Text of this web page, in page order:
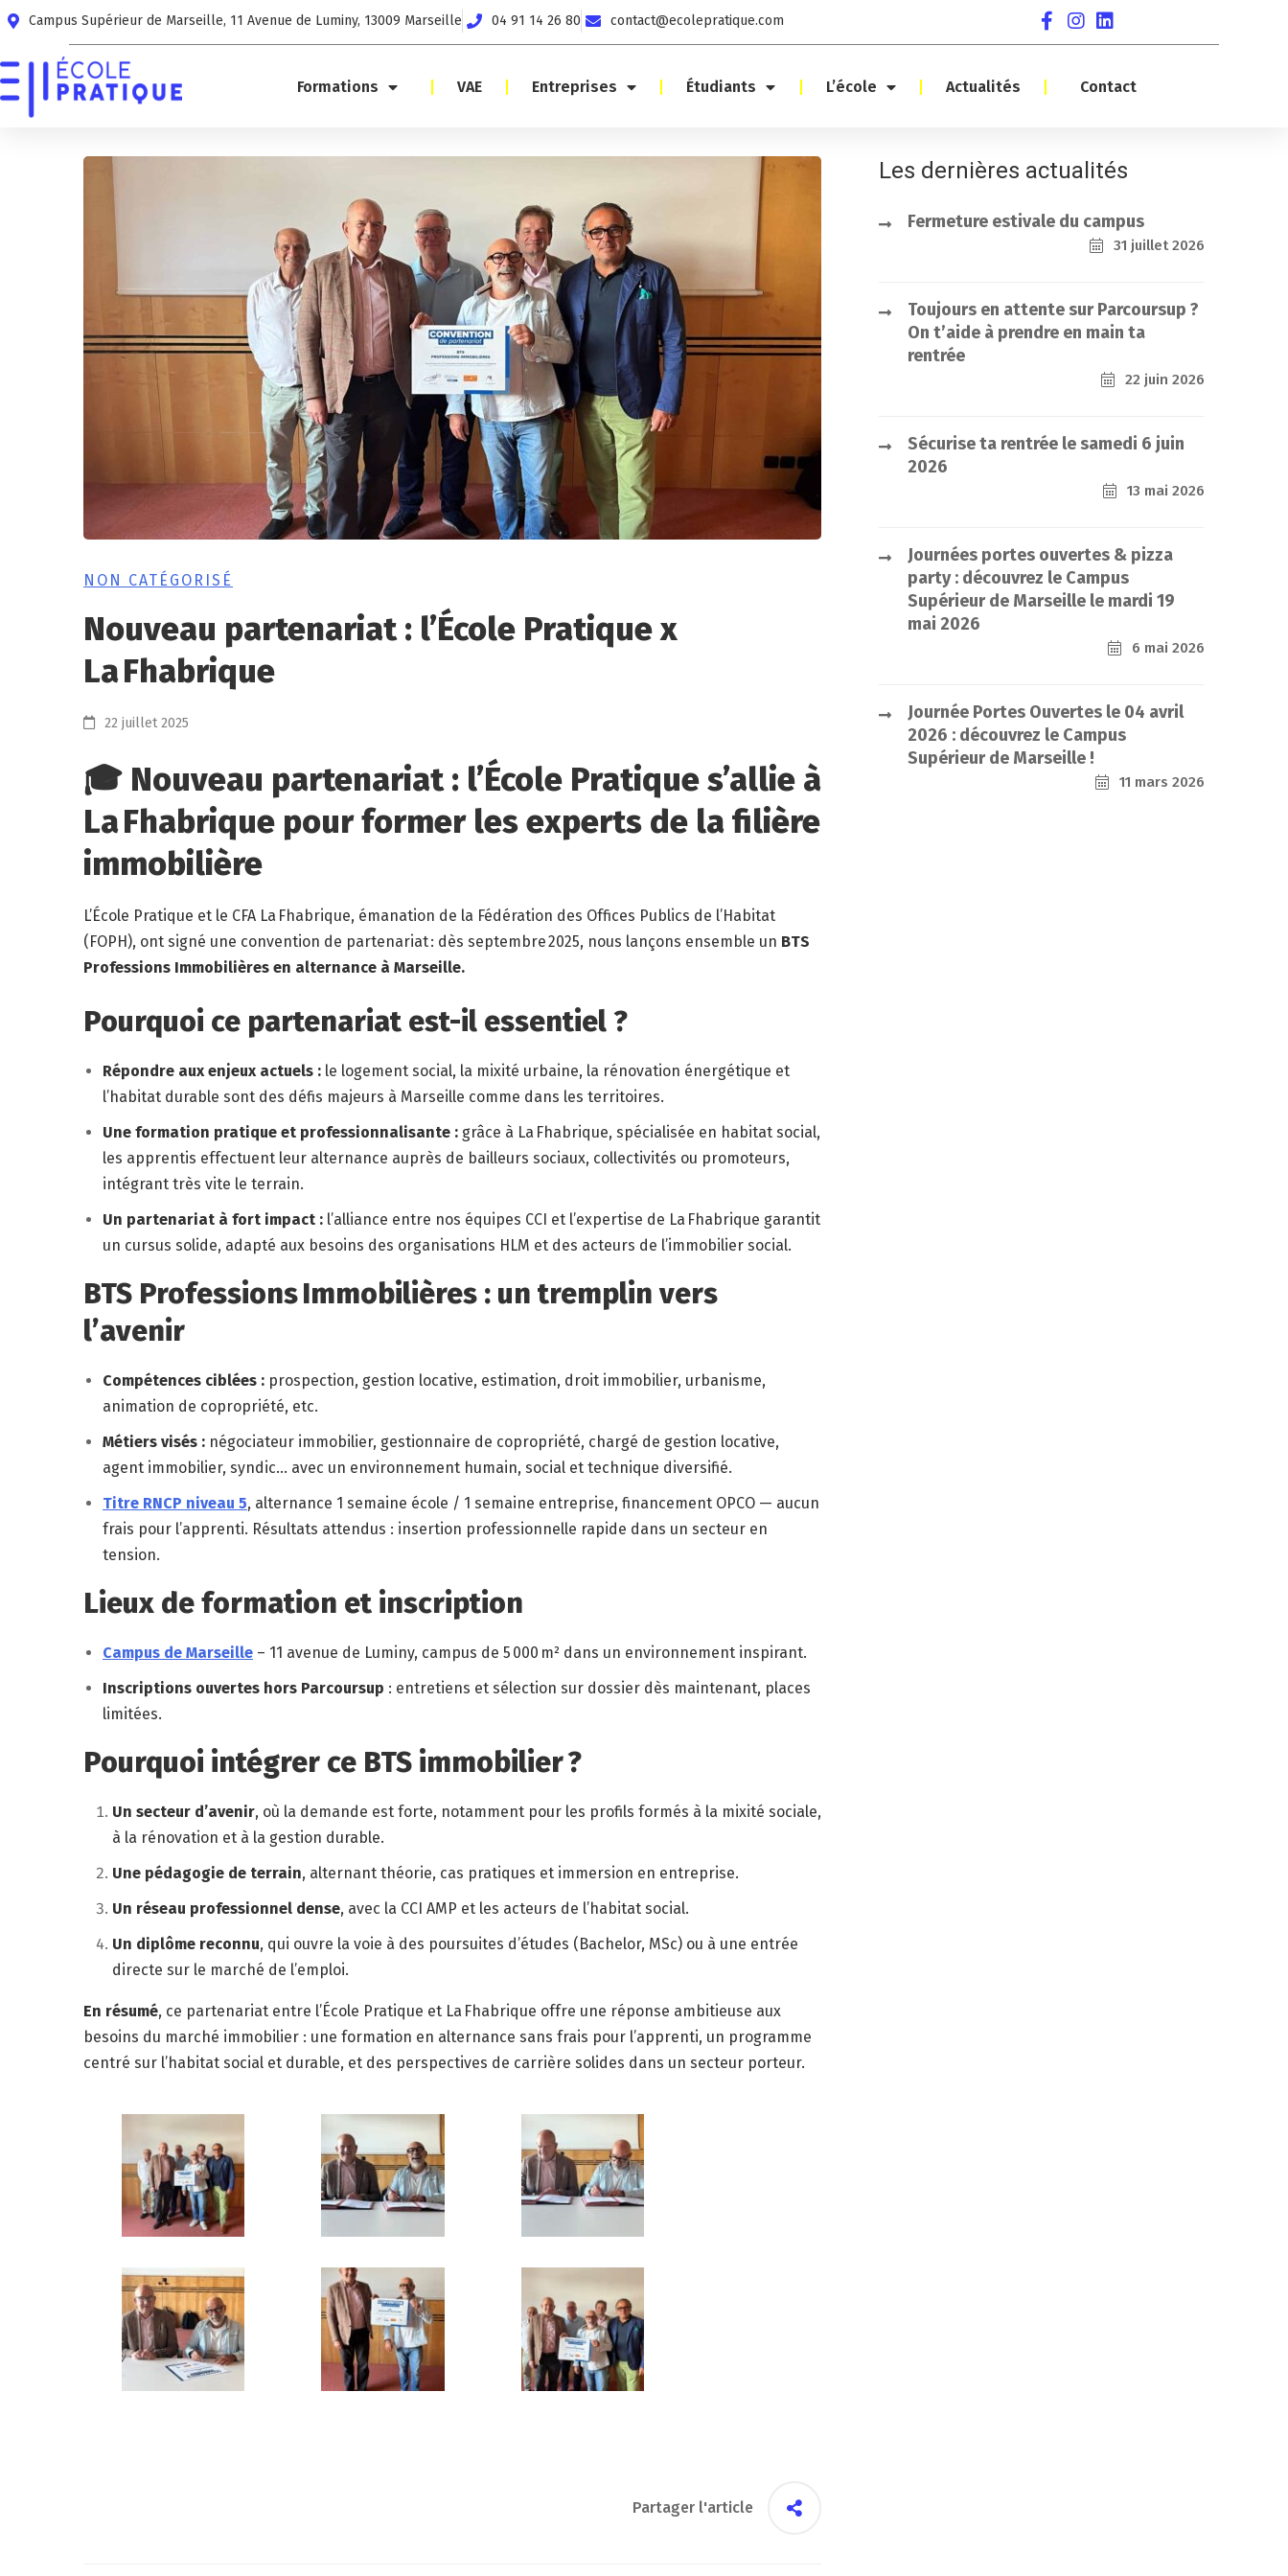
Campus Supérieur de Marseille, 11 Avenue de Luminy, 13009 Marseille 04 91 14 26 80 contact@ecolepratique.com
Formations VAE Entreprises Étudiants L’école Actualités Contact
NON CATÉGORISÉ
Nouveau partenariat : l’École Pratique x
La Fhabrique
22 juillet 2025
🎓 Nouveau partenariat : l’École Pratique s’allie à
La Fhabrique pour former les experts de la filière
immobilière
L’École Pratique et le CFA La Fhabrique, émanation de la Fédération des Offices Publics de l’Habitat
(FOPH), ont signé une convention de partenariat : dès septembre 2025, nous lançons ensemble un BTS
Professions Immobilières en alternance à Marseille.
Pourquoi ce partenariat est-il essentiel ?
Répondre aux enjeux actuels : le logement social, la mixité urbaine, la rénovation énergétique et
l’habitat durable sont des défis majeurs à Marseille comme dans les territoires.
Une formation pratique et professionnalisante : grâce à La Fhabrique, spécialisée en habitat social,
les apprentis effectuent leur alternance auprès de bailleurs sociaux, collectivités ou promoteurs,
intégrant très vite le terrain.
Un partenariat à fort impact : l’alliance entre nos équipes CCI et l’expertise de La Fhabrique garantit
un cursus solide, adapté aux besoins des organisations HLM et des acteurs de l’immobilier social.
BTS Professions Immobilières : un tremplin vers
l’avenir
Compétences ciblées : prospection, gestion locative, estimation, droit immobilier, urbanisme,
animation de copropriété, etc.
Métiers visés : négociateur immobilier, gestionnaire de copropriété, chargé de gestion locative,
agent immobilier, syndic… avec un environnement humain, social et technique diversifié.
Titre RNCP niveau 5, alternance 1 semaine école / 1 semaine entreprise, financement OPCO — aucun
frais pour l’apprenti. Résultats attendus : insertion professionnelle rapide dans un secteur en
tension.
Lieux de formation et inscription
Campus de Marseille – 11 avenue de Luminy, campus de 5 000 m² dans un environnement inspirant.
Inscriptions ouvertes hors Parcoursup : entretiens et sélection sur dossier dès maintenant, places
limitées.
Pourquoi intégrer ce BTS immobilier ?
Un secteur d’avenir, où la demande est forte, notamment pour les profils formés à la mixité sociale,
à la rénovation et à la gestion durable.
Une pédagogie de terrain, alternant théorie, cas pratiques et immersion en entreprise.
Un réseau professionnel dense, avec la CCI AMP et les acteurs de l’habitat social.
Un diplôme reconnu, qui ouvre la voie à des poursuites d’études (Bachelor, MSc) ou à une entrée
directe sur le marché de l’emploi.
En résumé, ce partenariat entre l’École Pratique et La Fhabrique offre une réponse ambitieuse aux
besoins du marché immobilier : une formation en alternance sans frais pour l’apprenti, un programme
centré sur l’habitat social et durable, et des perspectives de carrière solides dans un secteur porteur.
Partager l'article
Les dernières actualités
Fermeture estivale du campus
31 juillet 2026
Toujours en attente sur Parcoursup ?
On t’aide à prendre en main ta
rentrée
22 juin 2026
Sécurise ta rentrée le samedi 6 juin
2026
13 mai 2026
Journées portes ouvertes & pizza
party : découvrez le Campus
Supérieur de Marseille le mardi 19
mai 2026
6 mai 2026
Journée Portes Ouvertes le 04 avril
2026 : découvrez le Campus
Supérieur de Marseille !
11 mars 2026